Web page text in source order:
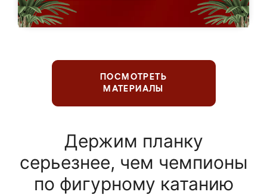
ПОСМОТРЕТЬ
МАТЕРИАЛЫ
Держим планку
серьезнее, чем чемпионы
по фигурному катанию